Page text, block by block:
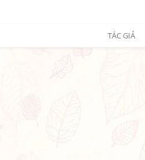
TÁC GIẢ